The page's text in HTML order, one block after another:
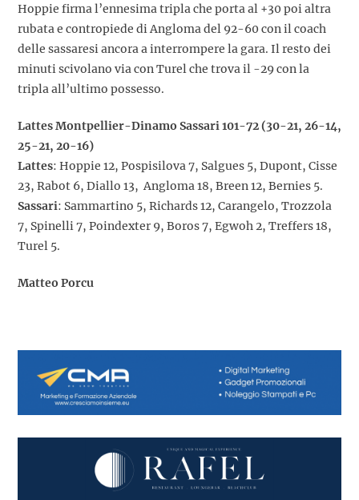
Hoppie firma l’ennesima tripla che porta al +30 poi altra
rubata e contropiede di Angloma del 92-60 con il coach
delle sassaresi ancora a interrompere la gara. Il resto dei
minuti scivolano via con Turel che trova il -29 con la
tripla all’ultimo possesso.
Lattes Montpellier-Dinamo Sassari 101-72 (30-21, 26-14,
25-21, 20-16)
Lattes: Hoppie 12, Pospisilova 7, Salgues 5, Dupont, Cisse
23, Rabot 6, Diallo 13, Angloma 18, Breen 12, Bernies 5.
Sassari: Sammartino 5, Richards 12, Carangelo, Trozzola
7, Spinelli 7, Poindexter 9, Boros 7, Egwoh 2, Treffers 18,
Turel 5.
Matteo Porcu